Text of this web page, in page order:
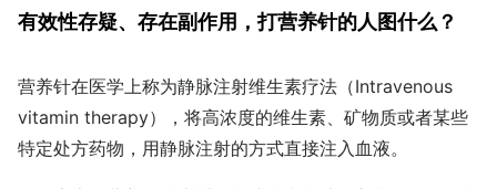
有效性存疑、存在副作用，打营养针的人图什么？
营养针在医学上称为静脉注射维生素疗法（Intravenous
vitamin therapy），将高浓度的维生素、矿物质或者某些
特定处方药物，用静脉注射的方式直接注入血液。